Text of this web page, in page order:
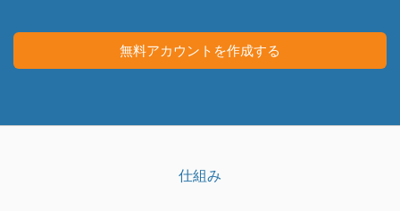
無料アカウントを作成する
仕組み